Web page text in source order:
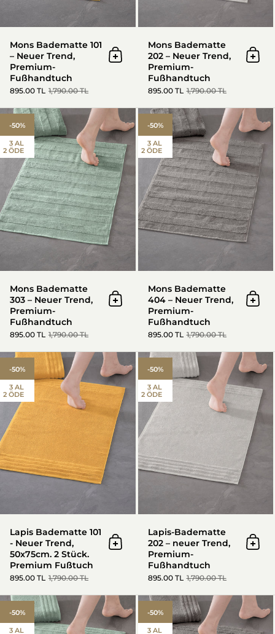
Mons Badematte 101
– Neuer Trend,
Premium-
Fußhandtuch
895.00 TL 1,790.00 TL
In den Warenkorb
Mons Badematte
202 – Neuer Trend,
Premium-
Fußhandtuch
895.00 TL 1,790.00 TL
In
Mons Badematte 303 – Neuer
Mons Badematte
303 – Neuer Trend,
Premium-
Fußhandtuch
895.00 TL 1,790.00 TL
In den Warenkorb
-50%
3 AL
2 ÖDE
Mons Badematte
404 – Neuer Trend,
Premium-
Fußhandtuch
895.00 TL 1,790.00 TL
In
-50%
3 AL
2 ÖDE
Lapis Badematte 101 - Neuer
Lapis Badematte 101
- Neuer Trend,
50x75cm. 2 Stück.
Premium Fußtuch
895.00 TL 1,790.00 TL
In den Warenkorb
-50%
3 AL
2 ÖDE
Lapis-Badematte
202 – neuer Trend,
Premium-
Fußhandtuch
895.00 TL 1,790.00 TL
In
-50%
3 AL
2 ÖDE
Lapis-Badematte 303 – neuer
-50%
3 AL
-50%
3 AL